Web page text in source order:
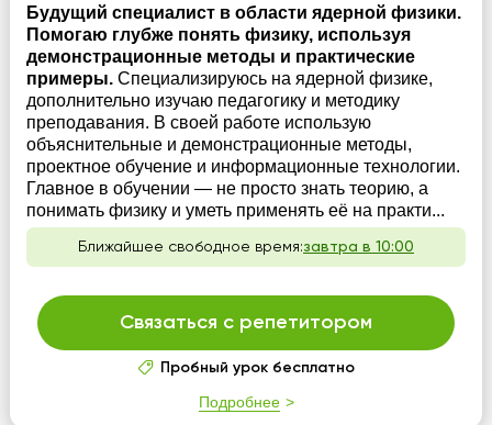
Будущий специалист в области ядерной физики.
Помогаю глубже понять физику, используя
демонстрационные методы и практические
примеры. Специализируюсь на ядерной физике,
дополнительно изучаю педагогику и методику
преподавания. В своей работе использую
объяснительные и демонстрационные методы,
проектное обучение и информационные технологии.
Главное в обучении — не просто знать теорию, а
понимать физику и уметь применять её на практи...
Ближайшее свободное время:завтра в 10:00
Связаться с репетитором
Пробный урок бесплатно
Подробнее